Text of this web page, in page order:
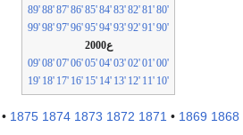
'83
'84
'85
'86
'87
'88
'89
'93
'94
'95
'96
'97
'98
'99
'03
'04
'05
'06
'07
'08
'09
'13
'14
'15
'16
'17
'18
'19
1869
•
1871
1872
1873
1874
1875
•
1880